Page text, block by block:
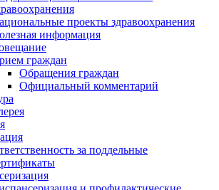
проекты здравоохранения
информация
граждан
Обращения граждан
Официальный комментарий
за поддельные